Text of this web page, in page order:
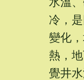
冷，
變化
熱，
覺井